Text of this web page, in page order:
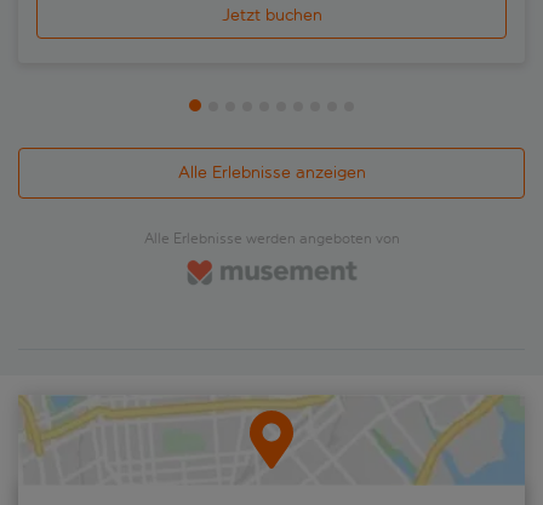
Jetzt buchen
Alle Erlebnisse anzeigen
Alle Erlebnisse werden angeboten von